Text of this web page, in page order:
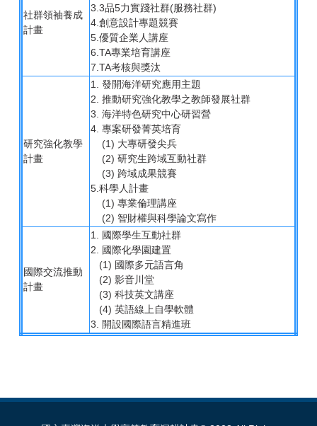
社群領袖養成
計畫
3.3品5力實踐社群(服務社群)
4.創意設計專題競賽
5.優質企業人講座
6.TA專業培育講座
7.TA考核與獎汰
研究強化教學
計畫
1. 發開海洋研究應用主題
2. 推動研究強化教學之教師發展社群
3. 海洋特色研究中心研習營
4. 專案研發菁英培育
(1) 大專研發尖兵
(2) 研究生跨域互動社群
(3) 跨域成果競賽
5.科學人計畫
(1) 專業倫理講座
(2) 智財權與科學論文寫作
國際交流推動
計畫
1. 國際學生互動社群
2. 國際化學園建置
(1) 國際多元語言角
(2) 影音川堂
(3) 科技英文講座
(4) 英語線上自學軟體
3. 開設國際語言精進班